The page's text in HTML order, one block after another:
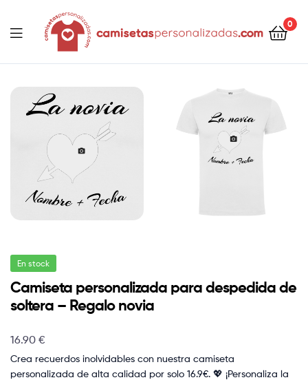
Camisetaspersonalizadas.com
0
En stock
Camiseta personalizada para despedida de
soltera – Regalo novia
16.90 €
Crea recuerdos inolvidables con nuestra camiseta
personalizada de alta calidad por solo 16.9€. 💖 ¡Personaliza la